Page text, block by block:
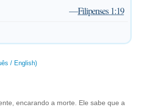
—Filipenses 1:19
/ English)
encarando a morte. Ele sabe que a